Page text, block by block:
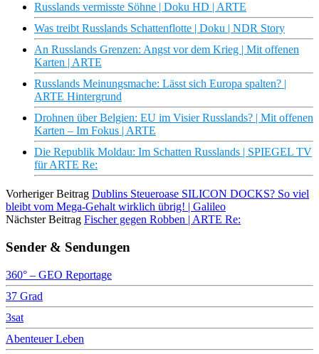
Russlands vermisste Söhne | Doku HD | ARTE
Was treibt Russlands Schattenflotte | Doku | NDR Story
An Russlands Grenzen: Angst vor dem Krieg | Mit offenen
Karten | ARTE
Russlands Meinungsmache: Lässt sich Europa spalten? |
ARTE Hintergrund
Drohnen über Belgien: EU im Visier Russlands? | Mit offenen
Karten – Im Fokus | ARTE
Die Republik Moldau: Im Schatten Russlands | SPIEGEL TV
für ARTE Re:
Vorheriger Beitrag Dublins Steueroase SILICON DOCKS? So viel
bleibt vom Mega-Gehalt wirklich übrig! | Galileo
Nächster Beitrag Fischer gegen Robben | ARTE Re:
Sender & Sendungen
360° – GEO Reportage
37 Grad
3sat
Abenteuer Leben